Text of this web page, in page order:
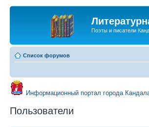
Поэты и писатели
Список форумов
Информационный портал города
Пользователи